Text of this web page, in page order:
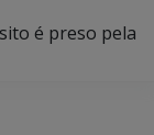
é preso pela